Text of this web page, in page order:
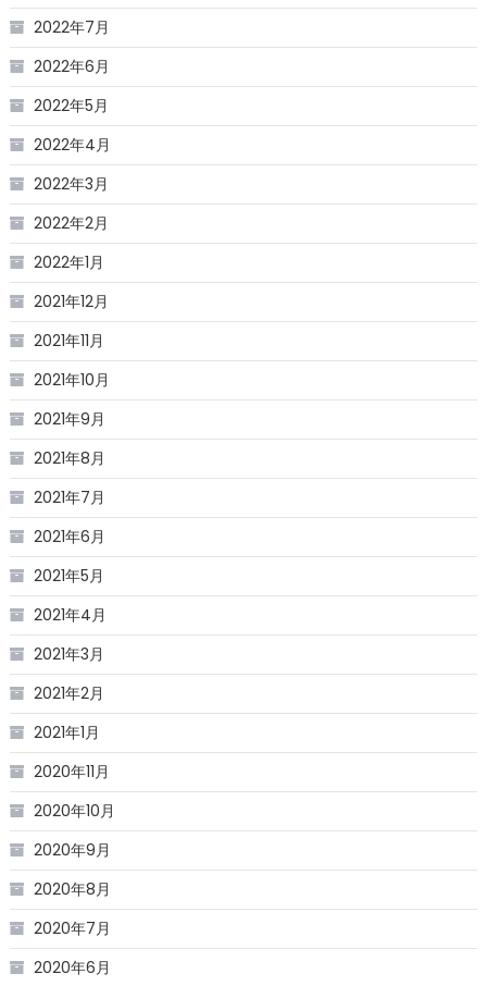
2022年7月
2022年6月
2022年5月
2022年4月
2022年3月
2022年2月
2022年1月
2021年12月
2021年11月
2021年10月
2021年9月
2021年8月
2021年7月
2021年6月
2021年5月
2021年4月
2021年3月
2021年2月
2021年1月
2020年11月
2020年10月
2020年9月
2020年8月
2020年7月
2020年6月